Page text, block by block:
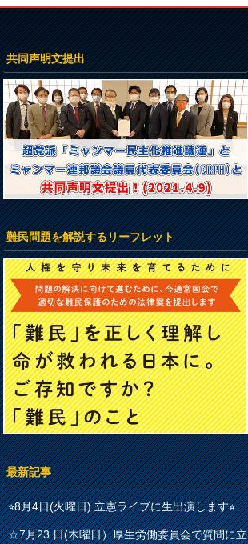
共同声明文提出
難民問題を解説するリーフレット
最新記事
⭐︎8月4日(火曜日) 立憲ライブに生出演します⭐︎
☆7月23 日(木曜日）厚生労働委員会で質問に立